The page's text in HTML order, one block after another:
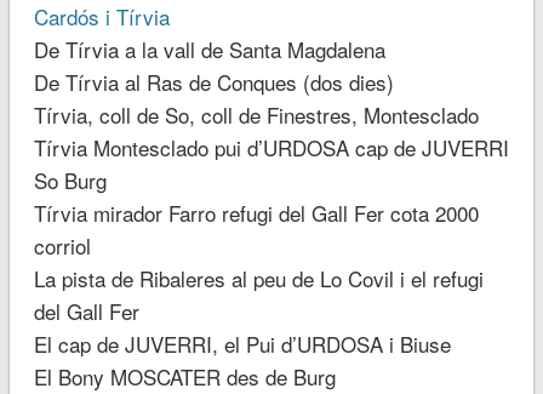
Cardós i Tírvia
De Tírvia a la vall de Santa Magdalena
De Tírvia al Ras de Conques (dos dies)
Tírvia, coll de So, coll de Finestres, Montesclado
Tírvia Montesclado pui d’URDOSA cap de JUVERRI
So Burg
Tírvia mirador Farro refugi del Gall Fer cota 2000
corriol
La pista de Ribaleres al peu de Lo Covil i el refugi
del Gall Fer
El cap de JUVERRI, el Pui d’URDOSA i Biuse
El Bony MOSCATER des de Burg